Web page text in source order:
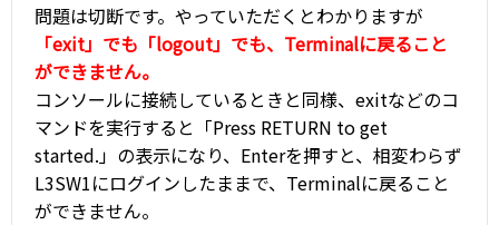
問題は切断です。やっていただくとわかりますが
「exit」でも「logout」でも、Terminalに戻ること
ができません。
コンソールに接続しているときと同様、exitなどのコ
マンドを実行すると「Press RETURN to get
started.」の表示になり、Enterを押すと、相変わらず
L3SW1にログインしたままで、Terminalに戻ること
ができません。